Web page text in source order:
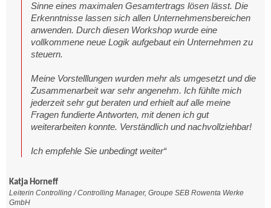
Sinne eines maximalen Gesamtertrags lösen lässt. Die
Erkenntnisse lassen sich allen Unternehmensbereichen
anwenden. Durch diesen Workshop wurde eine
vollkommene neue Logik aufgebaut ein Unternehmen zu
steuern.
Meine Vorstelllungen wurden mehr als umgesetzt und die
Zusammenarbeit war sehr angenehm. Ich fühlte mich
jederzeit sehr gut beraten und erhielt auf alle meine
Fragen fundierte Antworten, mit denen ich gut
weiterarbeiten konnte. Verständlich und nachvollziehbar!
Ich empfehle Sie unbedingt weiter“
Katja Horneff
Leiterin Controlling / Controlling Manager, Groupe SEB Rowenta Werke
GmbH